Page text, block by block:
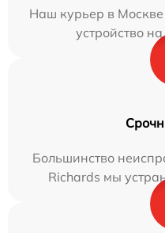
Наш курьер в Москве
устройство
Большинство
Richards мы